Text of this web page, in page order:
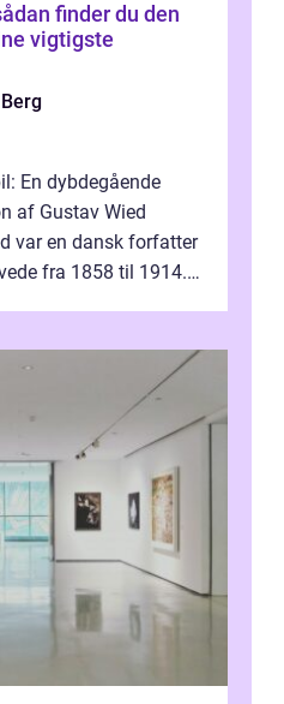
vigtigste
En dybdegående
af Gustav Wied
var en dansk forfatter
fra 1858 til 1914.